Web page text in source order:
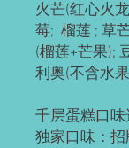
火芒(红心火
莓;  榴莲 ; 草
(榴莲+芒果);
利奥(不含水
千层蛋糕口味
独家口味：